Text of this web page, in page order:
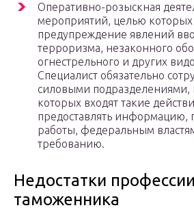
Оперативно-розыскная
мероприятий, целью которых
предупреждение явлений
терроризма, незаконного
огнестрельного и других
Специалист обязательно
силовыми подразделениями,
которых входят такие
предоставлять информацию,
работы, федеральным
требованию.
Недостатки профессии
таможенника